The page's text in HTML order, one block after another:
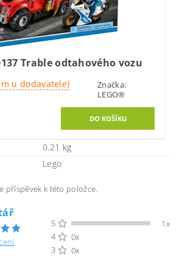
Trable odtahového vozu
u dodavatele)
Značka:
LEGO®
0.21 kg
Lego
příspěvek k této položce.
5
1x
4
0x
3
0x